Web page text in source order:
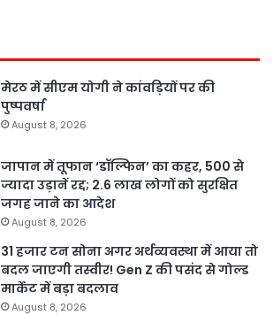
मेरठ में सीएम योगी ने कांवड़ियों पर की
पुष्पवर्षा
August 8, 2026
जापान में तूफान ‘डॉल्फिन’ का कहर, 500 से
ज्यादा उड़ानें रद्द; 2.6 लाख लोगों को सुरक्षित
जगह जाने का आदेश
August 8, 2026
31 हजार टन सोना अगर अर्थव्यवस्था में आया तो
बदल जाएगी तस्वीर! Gen Z की पसंद से गोल्ड
मार्केट में बड़ा बदलाव
August 8, 2026